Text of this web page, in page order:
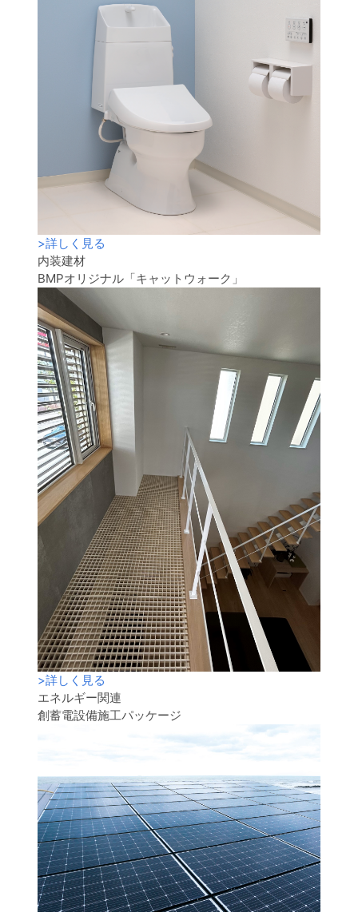
>詳しく見る
内装建材
BMPオリジナル「キャットウォーク」
>詳しく見る
エネルギー関連
創蓄電設備施工パッケージ